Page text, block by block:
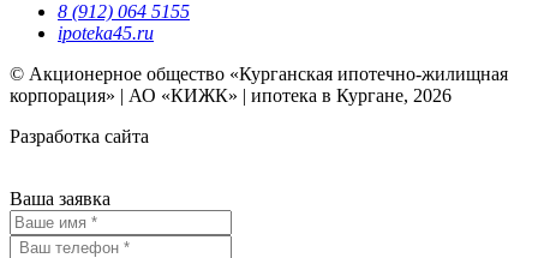
8 (912) 064 5155
ipoteka45.ru
© Акционерное общество «Курганская ипотечно-жилищная
корпорация» | АО «КИЖК» | ипотека в Кургане, 2026
Разработка сайта
Ваша заявка